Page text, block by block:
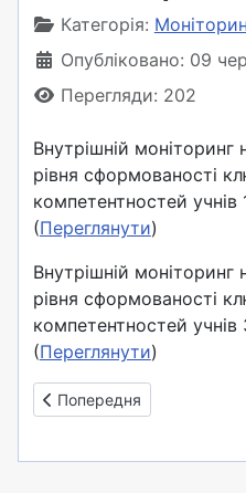
Категорія:
Опубліковано: 09
Перегляди: 202
Внутрішній моніторинг
рівня сформованості
компетентностей учнів
(Переглянути)
Внутрішній моніторинг
рівня сформованості
компетентностей учнів
(Переглянути)
Попередня стаття: 2024-
Попередня